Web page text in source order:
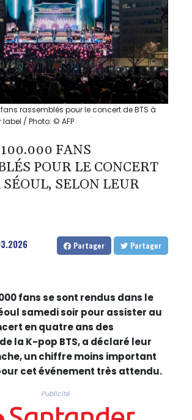
fans rassemblés pour le concert de BTS à
label / Photo: © AFP
FANS
POUR LE CONCERT
SÉOUL, SELON LEUR
Partager Partager
fans se sont rendus dans le
samedi soir pour assister au
en quatre ans des
la K-pop BTS, a déclaré leur
un chiffre moins important
cet événement très attendu.
Publicité